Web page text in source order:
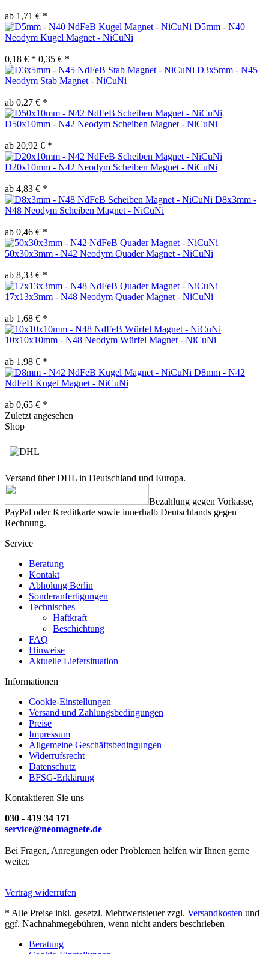
ab 1,71 € *
D5mm - N40
Neodym Kugel Magnet - NiCuNi
0,18 € * 0,35 € *
D3x5mm - N45
Neodym Stab Magnet - NiCuNi
ab 0,27 € *
D50x10mm - N42 Neodym Scheiben Magnet - NiCuNi
ab 20,92 € *
D20x10mm - N42 Neodym Scheiben Magnet - NiCuNi
ab 4,83 € *
D8x3mm -
N48 Neodym Scheiben Magnet - NiCuNi
ab 0,46 € *
50x30x3mm - N42 Neodym Quader Magnet - NiCuNi
ab 8,33 € *
17x13x3mm - N48 Neodym Quader Magnet - NiCuNi
ab 1,68 € *
10x10x10mm - N48 Neodym Würfel Magnet - NiCuNi
ab 1,98 € *
D8mm - N42
NdFeB Kugel Magnet - NiCuNi
ab 0,65 € *
Zuletzt angesehen
Shop
Versand über DHL in Deutschland und Europa.
Bezahlung gegen Vorkasse,
PayPal oder Kreditkarte sowie innerhalb Deutschlands gegen
Rechnung.
Service
Beratung
Kontakt
Abholung Berlin
Sonderanfertigungen
Technisches
Haftkraft
Beschichtung
FAQ
Hinweise
Aktuelle Liefersituation
Informationen
Cookie-Einstellungen
Versand und Zahlungsbedingungen
Preise
Impressum
Allgemeine Geschäftsbedingungen
Widerrufsrecht
Datenschutz
BFSG-Erklärung
Kontaktieren Sie uns
030 - 419 34 171
service@neomagnete.de
Bei Fragen, Anregungen oder Problemen helfen wir Ihnen gerne
weiter.
Vertrag widerrufen
* Alle Preise inkl. gesetzl. Mehrwertsteuer zzgl. Versandkosten und
ggf. Nachnahmegebühren, wenn nicht anders beschrieben
Beratung